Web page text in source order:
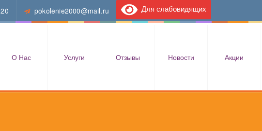
pokolenie2000@mail.ru Для слабовидящих
О Нас Услуги Отзывы Новости Акции